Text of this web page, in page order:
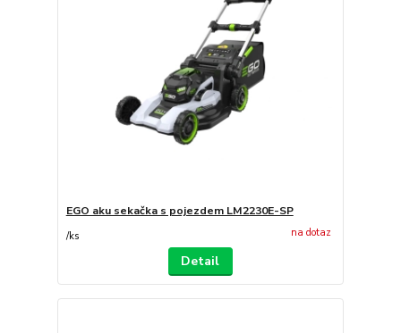
EGO aku sekačka s pojezdem LM2230E-SP
/ks na dotaz
Detail